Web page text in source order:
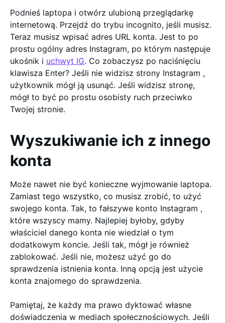
Podnieś laptopa i otwórz ulubioną przeglądarkę
internetową. Przejdź do trybu incognito, jeśli musisz.
Teraz musisz wpisać adres URL konta. Jest to po
prostu ogólny adres Instagram, po którym następuje
ukośnik i uchwyt IG. Co zobaczysz po naciśnięciu
klawisza Enter? Jeśli nie widzisz strony Instagram ,
użytkownik mógł ją usunąć. Jeśli widzisz stronę,
mógł to być po prostu osobisty ruch przeciwko
Twojej stronie.
Wyszukiwanie ich z innego
konta
Może nawet nie być konieczne wyjmowanie laptopa.
Zamiast tego wszystko, co musisz zrobić, to użyć
swojego konta. Tak, to fałszywe konto Instagram ,
które wszyscy mamy. Najlepiej byłoby, gdyby
właściciel danego konta nie wiedział o tym
dodatkowym koncie. Jeśli tak, mógł je również
zablokować. Jeśli nie, możesz użyć go do
sprawdzenia istnienia konta. Inną opcją jest użycie
konta znajomego do sprawdzenia.
Pamiętaj, że każdy ma prawo dyktować własne
doświadczenia w mediach społecznościowych. Jeśli